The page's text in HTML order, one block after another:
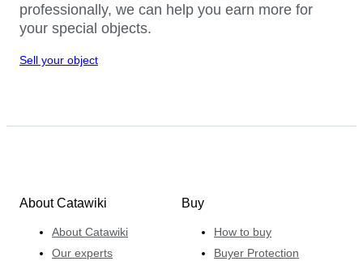
professionally, we can help you earn more for
your special objects.
Sell your object
About Catawiki
About Catawiki
Our experts
Buy
How to buy
Buyer Protection